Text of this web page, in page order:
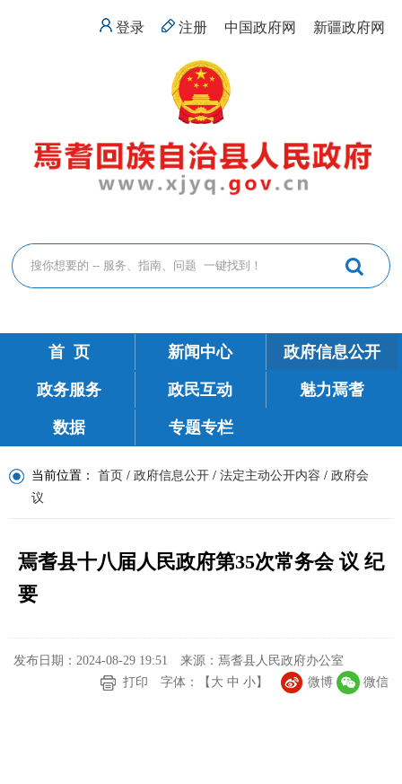
登录 注册 中国政府网 新疆政府网
首 页 新闻中心 政府信息公开
政务服务 政民互动 魅力焉耆
数据 专题专栏
当前位置： 首页 / 政府信息公开 / 法定主动公开内容 / 政府会
议
焉耆县十八届人民政府第35次常务会 议 纪
要
发布日期：2024-08-29 19:51
来源：焉耆县人民政府办公室
打印
字体：【 大 中 小】 微博 微信